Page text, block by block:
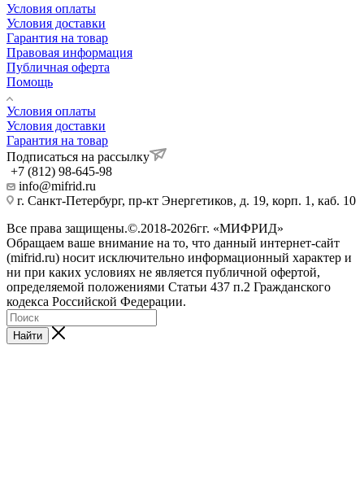
Условия оплаты
Условия доставки
Гарантия на товар
Правовая информация
Публичная оферта
Помощь
Условия оплаты
Условия доставки
Гарантия на товар
Подписаться на рассылку
+7 (812) 98-645-98
info@mifrid.ru
г. Санкт-Петербург, пр-кт Энергетиков, д. 19, корп. 1, каб. 10
Все права защищены.©.2018-2026гг. «МИФРИД»
Обращаем ваше внимание на то, что данный интернет-сайт
(mifrid.ru) носит исключительно информационный характер и
ни при каких условиях не является публичной офертой,
определяемой положениями Статьи 437 п.2 Гражданского
кодекса Российской Федерации.
Найти